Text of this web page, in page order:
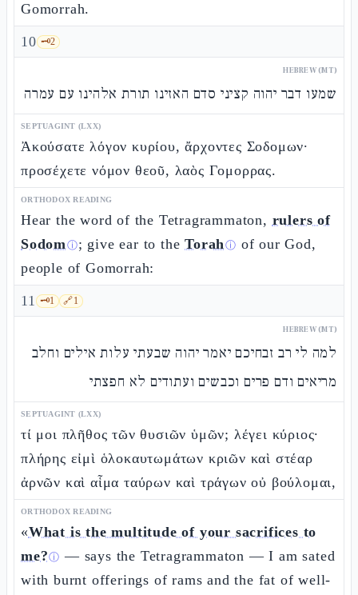
Gomorrah.
10 🗝️2
HEBREW (MT)
שמעו דבר יהוה קציני סדם האזינו תורת אלהינו עם עמרה
SEPTUAGINT (LXX)
Ἀκούσατε λόγον κυρίου, ἄρχοντες Σοδομων·
προσέχετε νόμον θεοῦ, λαὸς Γομορρας.
ORTHODOX READING
Hear the word of the Tetragrammaton, rulers of
Sodomⓘ; give ear to theTorahⓘ of our God,
people of Gomorrah:
11 🗝️1 🔗1
HEBREW (MT)
למה לי רב זבחיכם יאמר יהוה שבעתי עלות אילים וחלב
מריאים ודם פרים וכבשים ועתודים לא חפצתי
SEPTUAGINT (LXX)
τί μοι πλῆθος τῶν θυσιῶν ὑμῶν; λέγει κύριος·
πλήρης εἰμὶ ὁλοκαυτωμάτων κριῶν καὶ στέαρ
ἀρνῶν καὶ αἷμα ταύρων καὶ τράγων οὐ βούλομαι,
ORTHODOX READING
«What is the multitude of your sacrifices to
me?ⓘ — says the Tetragrammaton — I am sated
with burnt offerings of rams and the fat of well-